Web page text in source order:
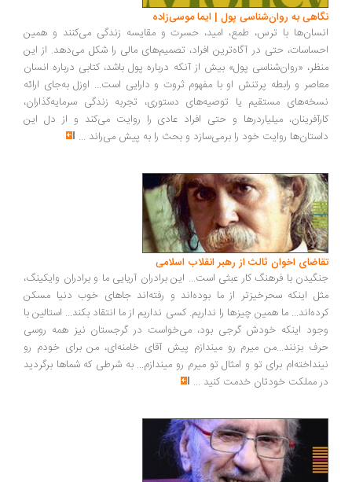
به روان‌شناسی پول | ایما موسی‌زاده
با ترس، طمع، امید، حسرت و مقایسه زندگی می‌کنند و همین
حتی در آگاه‌ترین افراد، تصمیم‌های مالی را شکل می‌دهد. از این
«روان‌شناسی پول» بیش از آنکه درباره پول باشد، کتابی درباره انسان
و رابطه پرتنش او با مفهوم ثروت و دارایی است... اوزل به‌جای ارائه
مستقیم یا توصیه‌های دستوری، تجربه زندگی سرمایه‌گذاران،
میلیاردرها و حتی افراد عادی را روایت می‌کند و از دل این
روایت خود را برمی‌سازد و بحث را به پیش می‌راند ...
اخوان ثالث از رهبر انقلاب اسلامی
با فرهنگ کار عبثی است... این برادران آریایی ما و برادران وایکینگ،
اینکه سحرخیزتر از ما بوده‌اند و رفته‌اند جاهای خوب دنیا مسکن
ما همین چیزها را نداریم. کسی نداریم از ما انتقاد بکند... استالین با
اینکه خودش گرجی بود، می‌خواست در گرجستان نیز همه روسی
بزنند...من میرم رو میندازم پیش آقای خامنه‌ای، من برای خودم رو
برای تو و امثال تو میرم رو میندازم... به شرطی که شماها برگردید
مملکت خودتان خدمت کنید...